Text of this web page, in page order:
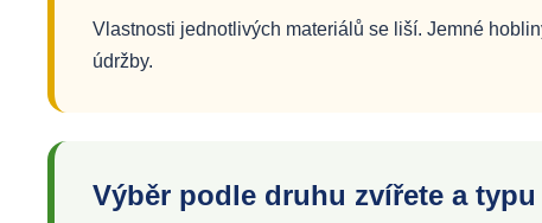
Vlastnosti jednotlivých materiálů se liší. Jemné
údržby.
Výběr podle druhu zvířete a